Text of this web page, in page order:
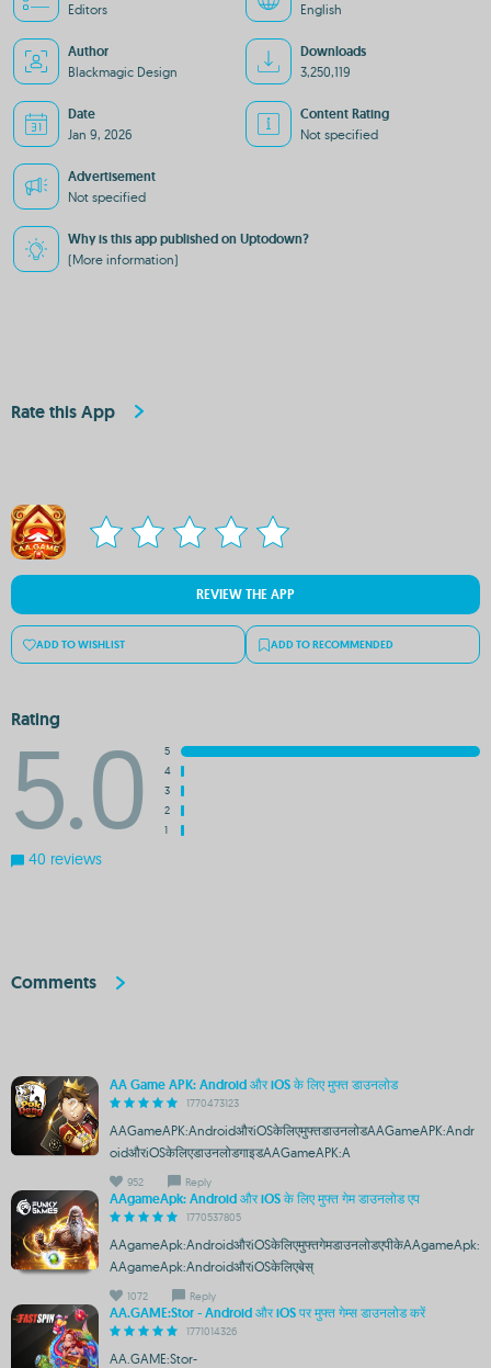
Editors English
Author
Blackmagic Design
Downloads
3,250,119
Date
Jan 9, 2026
Content Rating
Not specified
Advertisement
Not specified
Why is this app published on Uptodown?
(More information)
Rate this App
REVIEW THE APP
ADD TO WISHLIST ADD TO RECOMMENDED
Rating
5.0
5
4
3
2
1
40 reviews
Comments
AA Game APK: Android और iOS के लिए मुफ्त डाउनलोड
1770473123
AAGameAPK:AndroidऔरiOSकेलिएमुफ्तडाउनलोडAAGameAPK:Andr
oidऔरiOSकेलिएडाउनलोडगाइडAAGameAPK:A
952 Reply
AAgameApk: Android और iOS के लिए मुफ्त गेम डाउनलोड एप
1770537805
AAgameApk:AndroidऔरiOSकेलिएमुफ्तगेमडाउनलोडएपीकेAAgameApk:
AAgameApk:AndroidऔरiOSकेलिएबेस्
1072 Reply
AA.GAME:Stor - Android और iOS पर मुफ्त गेम्स डाउनलोड करें
1771014326
AA.GAME:Stor-